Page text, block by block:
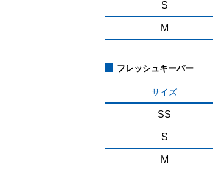
S
M
フレッシュキーパー
サイズ
SS
S
M